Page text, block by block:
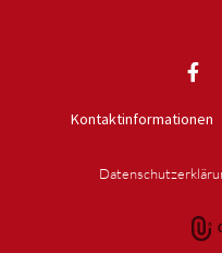
Kontaktinformationen